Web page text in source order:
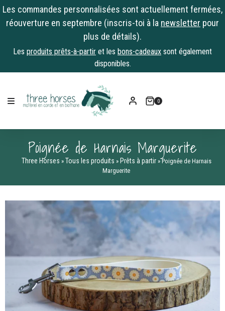
Les commandes personnalisées sont actuellement fermées,
réouverture en septembre (inscris-toi à la newsletter pour
plus de détails).
Les produits prêts-à-partir et les bons-cadeaux sont également
disponibles.
content
0
Poignée de Harnais Marguerite
Three Horses » Tous les produits » Prêts à partir»Poignée de Harnais
Marguerite